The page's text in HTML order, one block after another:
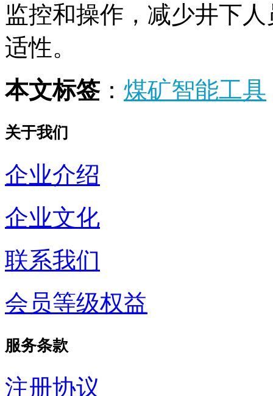
监控和操作，减少井下
适性。
本文标签： 煤矿智能工具
关于我们
企业介绍
企业文化
联系我们
会员等级权益
服务条款
注册协议